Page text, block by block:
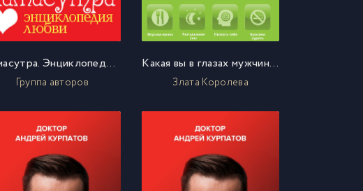
Камасутра. Энциклопедия любви
Группа авторов
Какая вы в глазах мужчин. Летние тесты для женщин
Злата Королева